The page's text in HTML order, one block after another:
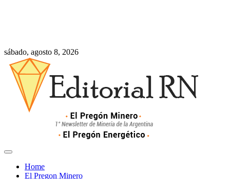
sábado, agosto 8, 2026
Home
El Pregon Minero